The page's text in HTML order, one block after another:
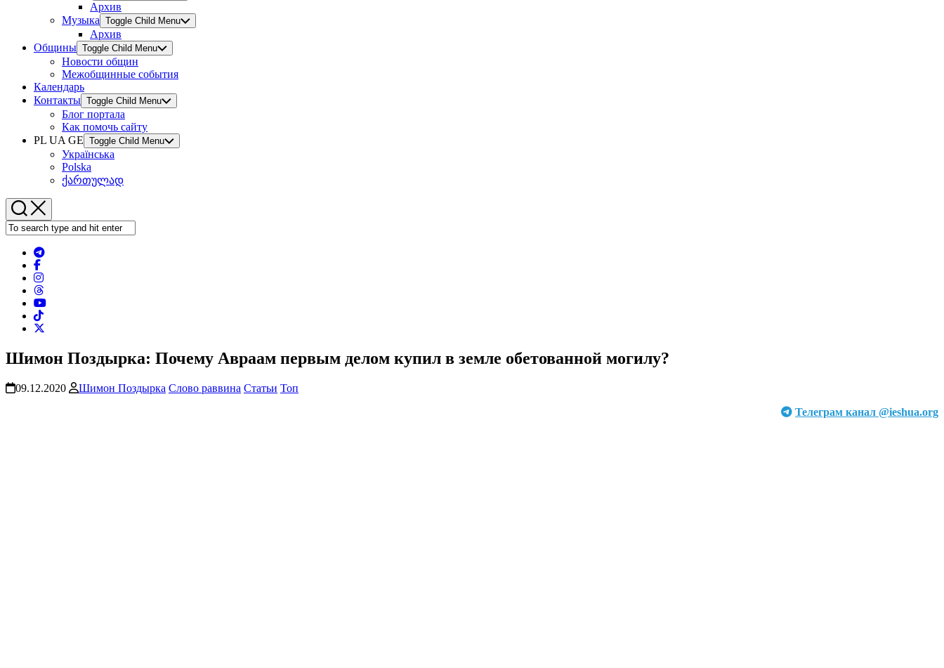
Архив
Музыка Toggle Child Menu
Архив
Общины Toggle Child Menu
Новости общин
Межобщинные события
Календарь
Контакты Toggle Child Menu
Блог портала
Как помочь сайту
PL UA GE Toggle Child Menu
Українська
Polska
ქართულად
Шимон Поздырка: Почему Авраам первым делом купил в земле обетованной могилу?
09.12.2020 Шимон Поздырка Слово раввина Статьи Топ
Телеграм канал @ieshua.org